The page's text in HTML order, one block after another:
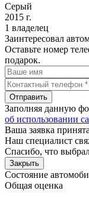
Серый
2015 г.
1 владелец
Заинтересовал
Оставьте номер
подарок.
Отправить
Заполняя данную
об использовании
Ваша заявка
Наш специалист
Спасибо, что
Закрыть
Состояние
Общая оценка